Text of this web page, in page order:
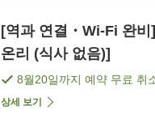
[역과 연결・Wi-Fi 완
온리 (식사 없음)]
8월20일까지 예약 무료 취
상세 보기